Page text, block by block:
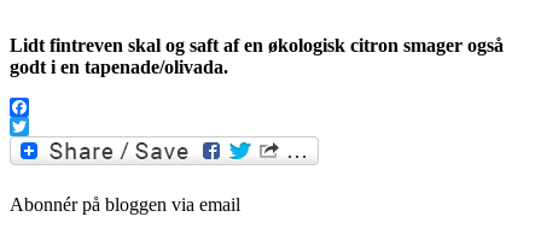
Lidt fintreven skal og saft af en økologisk citron smager også
godt i en tapenade/olivada.
Facebook
Twitter
Abonnér på bloggen via email